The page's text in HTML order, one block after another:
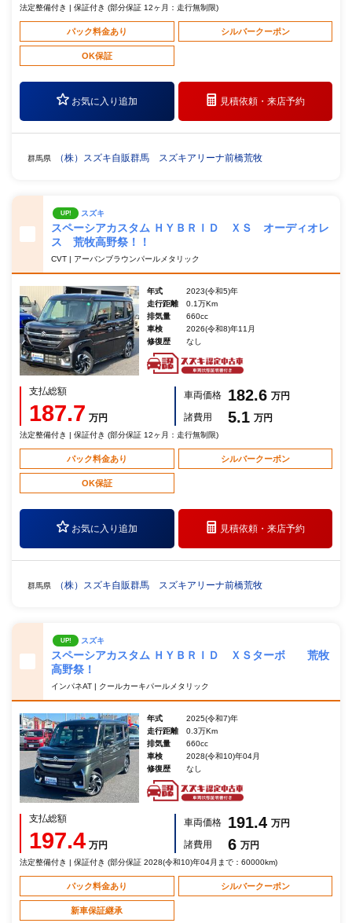
法定整備付き | 保証付き (部分保証 12ヶ月：走行無制限)
パック料金あり シルバークーポン
OK保証
お気に入り追加 見積依頼・来店予約
群馬県 （株）スズキ自販群馬 スズキアリーナ前橋荒牧
UP! スズキ
スペーシアカスタム ＨＹＢＲＩＤ ＸＳ オーディオレ
ス 荒牧高野祭！！
CVT | アーバンブラウンパールメタリック
年式
2023(令和5)年
走行距離
0.1万Km
排気量
660cc
車検
2026(令和8)年11月
修復歴
なし
支払総額
187.7 万円
車両価格 182.6 万円
諸費用
5.1 万円
法定整備付き | 保証付き (部分保証 12ヶ月：走行無制限)
パック料金あり シルバークーポン
OK保証
お気に入り追加 見積依頼・来店予約
群馬県 （株）スズキ自販群馬 スズキアリーナ前橋荒牧
UP! スズキ
スペーシアカスタム ＨＹＢＲＩＤ ＸＳターボ 荒牧
高野祭！
インパネAT | クールカーキパールメタリック
年式
2025(令和7)年
走行距離
0.3万Km
排気量
660cc
車検
2028(令和10)年04月
修復歴
なし
支払総額
197.4 万円
車両価格 191.4 万円
諸費用
6 万円
法定整備付き | 保証付き (部分保証 2028(令和10)年04月まで：60000km)
パック料金あり シルバークーポン
新車保証継承